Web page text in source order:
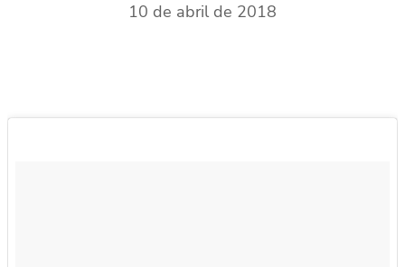
10 de abril de 2018